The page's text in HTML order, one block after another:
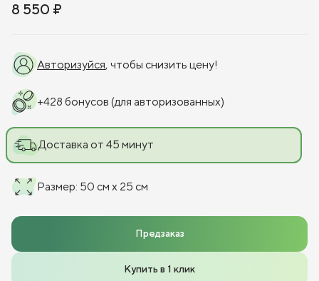
8 550 ₽
Авторизуйся, чтобы снизить цену!
+428 бонусов (для авторизованных)
Доставка от 45 минут
Размер: 50 см x 25 см
Предзаказ
Купить в 1 клик